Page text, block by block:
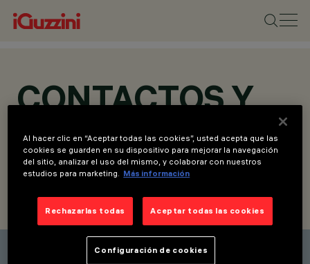
CONTACTOS Y
UBICACIONES
ENCUENTRA UN CONTACTO ENVIAR SOLICITUD
Al hacer clic en “Aceptar todas las cookies”, usted acepta que las
cookies se guarden en su dispositivo para mejorar la navegación
del sitio, analizar el uso del mismo, y colaborar con nuestros
estudios para marketing.
Más información
Rechazarlas todas Aceptar todas las cookies
Configuración de cookies